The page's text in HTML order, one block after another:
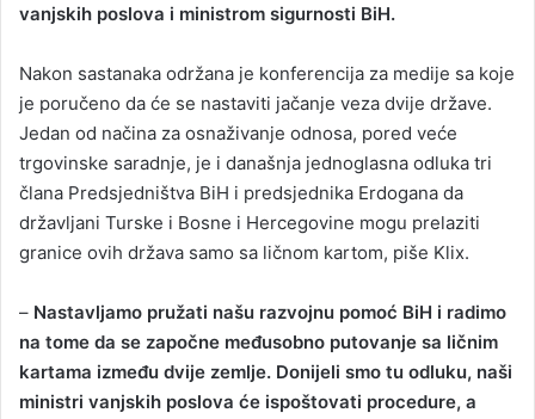
vanjskih poslova i ministrom sigurnosti BiH.
Nakon sastanaka održana je konferencija za medije sa koje
je poručeno da će se nastaviti jačanje veza dvije države.
Jedan od načina za osnaživanje odnosa, pored veće
trgovinske saradnje, je i današnja jednoglasna odluka tri
člana Predsjedništva BiH i predsjednika Erdogana da
državljani Turske i Bosne i Hercegovine mogu prelaziti
granice ovih država samo sa ličnom kartom, piše Klix.
– Nastavljamo pružati našu razvojnu pomoć BiH i radimo
na tome da se započne međusobno putovanje sa ličnim
kartama između dvije zemlje. Donijeli smo tu odluku, naši
ministri vanjskih poslova će ispoštovati procedure, a